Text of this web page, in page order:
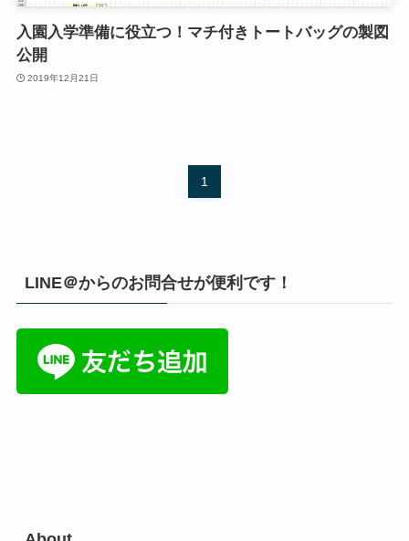
入園入学準備に役立つ！マチ付きトートバッグの製図
公開
2019年12月21日
1
LINE＠からのお問合せが便利です！